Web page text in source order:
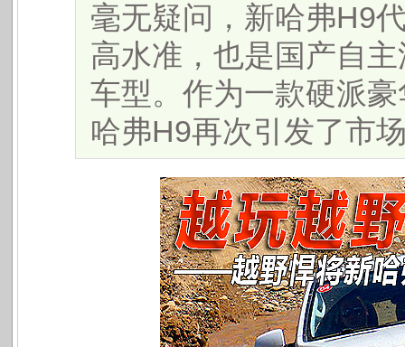
毫无疑问，新哈弗H9
高水准，也是国产自
车型。作为一款硬派
哈弗H9再次引发了市